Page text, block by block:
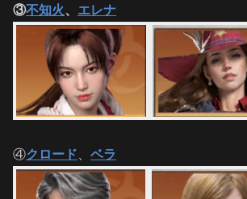
③不知火、 エレナ
④クロード ベラ